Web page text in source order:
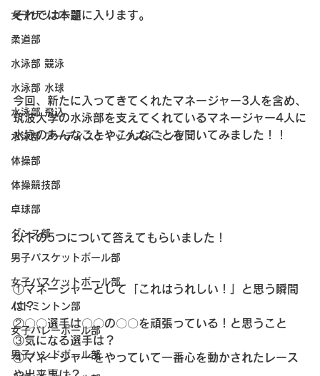
女子サッカー部
柔道部
水泳部 競泳
水泳部 水球
水泳部 飛込
水泳部 アーティスティックスイミング
体操部
体操競技部
卓球部
ダンス部
男子バスケットボール部
女子バスケットボール部
バドミントン部
女子バレーボール部
男子ハンドボール部
それでは本題に入ります。
今回、新たに入ってきてくれたマネージャー3人を含め、
筑波大学の水泳部を支えてくれているマネージャー4人に
水泳のあんなことやこんなことを聞いてみました！！
以下の5つについて答えてもらいました！
①マネージャーとして「これはうれしい！」と思う瞬間
は？
②〇〇選手は〇〇の〇〇を頑張っている！と思うこと
③気になる選手は？
④マネージャーをやっていて一番心を動かされたレース